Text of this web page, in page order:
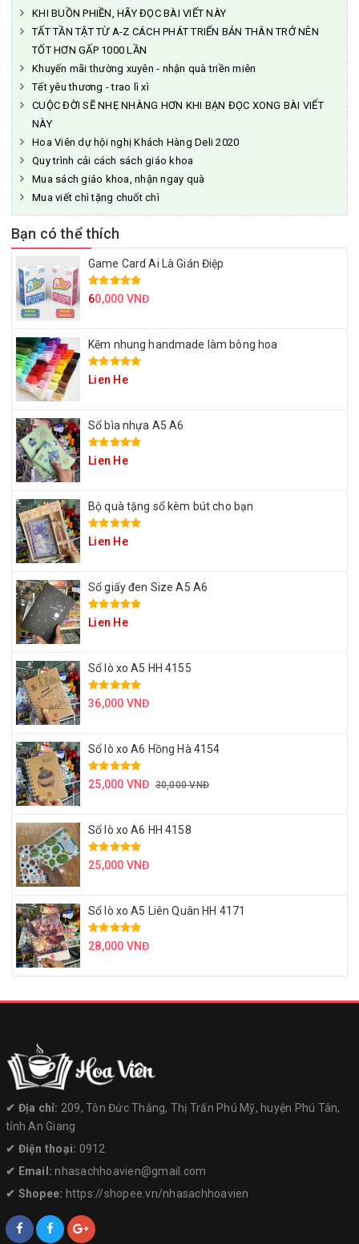
KHI BUỒN PHIỀN, HÃY ĐỌC BÀI VIẾT NÀY
TẤT TẦN TẬT TỪ A-Z CÁCH PHÁT TRIỂN BẢN THÂN TRỞ NÊN
TỐT HƠN GẤP 1000 LẦN
Khuyến mãi thường xuyên - nhận quà triền miên
Tết yêu thương - trao lì xì
CUỘC ĐỜI SẼ NHẸ NHÀNG HƠN KHI BẠN ĐỌC XONG BÀI VIẾT
NÀY
Hoa Viên dự hội nghị Khách Hàng Deli 2020
Quy trình cải cách sách giáo khoa
Mua sách giáo khoa, nhận ngay quà
Mua viết chì tặng chuốt chì
Bạn có thể thích
Game Card Ai Là Gián Điệp
60,000 VNĐ
Kẽm nhung handmade làm bông hoa
Lien He
Sổ bìa nhựa A5 A6
Lien He
Bộ quà tặng sổ kèm bút cho bạn
Lien He
Sổ giấy đen Size A5 A6
Lien He
Sổ lò xo A5 HH 4155
36,000 VNĐ
Sổ lò xo A6 Hồng Hà 4154
25,000 VNĐ 30,000 VNĐ
Sổ lò xo A6 HH 4158
25,000 VNĐ
Sổ lò xo A5 Liên Quân HH 4171
28,000 VNĐ
✔︎ Địa chỉ: 209, Tôn Đức Thắng, Thị Trấn Phú Mỹ, huyện Phú Tân,
tỉnh An Giang
✔︎ Điện thoại: 0912
✔︎ Email:nhasachhoavien@gmail.com
✔︎ Shopee: https://shopee.vn/nhasachhoavien